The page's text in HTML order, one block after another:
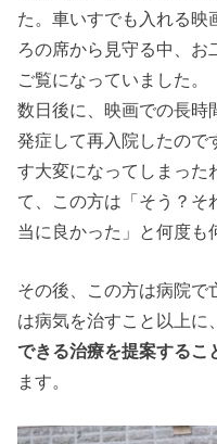
た。車いすでも入れる映
ろの席から見守る中、お
ご覧になっていました。
数日後に、映画での長時
発症して再入院したので
す大変になってしまった
て、この方は「そう？そ
当に良かった」と何度も
その後、この方は病院で
は病気を治すこと以上に、
できる治療を提案するこ
ます。